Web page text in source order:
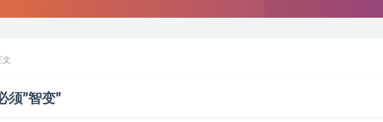
文
须”智变”